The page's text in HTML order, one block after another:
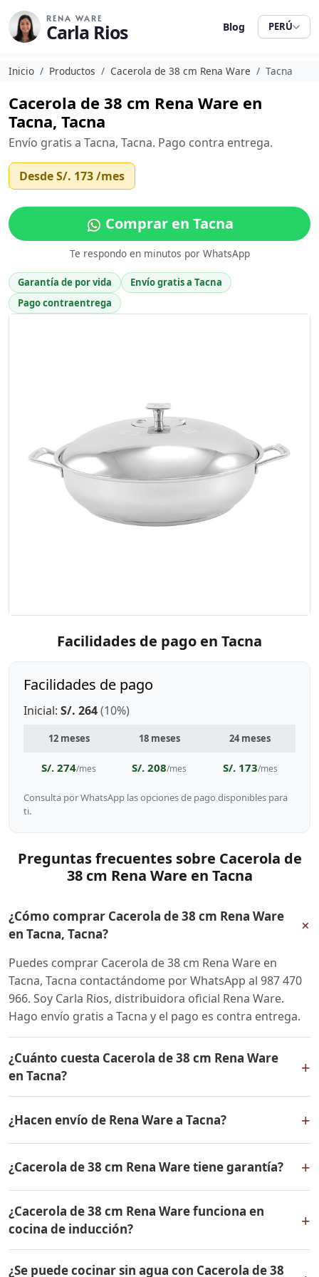
RENA WARE
Carla Rios Blog PERÚ
Inicio Productos Cacerola de 38 cm Rena Ware Tacna
Cacerola de 38 cm Rena Ware en
Tacna, Tacna
Envío gratis a Tacna, Tacna. Pago contra entrega.
DesdeS/. 173/mes
Comprar en Tacna
Te respondo en minutos por WhatsApp
Garantía de por vida
Envío gratis a Tacna
Pago contraentrega
Facilidades de pago en Tacna
Facilidades de pago
Inicial: S/. 264(10%)
12 meses 18 meses 24 meses
S/. 274/mes S/. 208/mes S/. 173/mes
Consulta por WhatsApp las opciones de pago disponibles para
ti.
Preguntas frecuentes sobre Cacerola de
38 cm Rena Ware en Tacna
¿Cómo comprar Cacerola de 38 cm Rena Ware
en Tacna, Tacna?
+
Puedes comprar Cacerola de 38 cm Rena Ware en
Tacna, Tacna contactándome por WhatsApp al 987 470
966. Soy Carla Rios, distribuidora oficial Rena Ware.
Hago envío gratis a Tacna y el pago es contra entrega.
¿Cuánto cuesta Cacerola de 38 cm Rena Ware
en Tacna?
+
en todo el Perú. Contáctame por WhatsApp para
conocer el precio actual, promociones disponibles y
facilidades de pago en cuotas desde el 10% de inicial.
¿Hacen envío de Rena Ware a Tacna? +
Ware a Tacna, Tacna y a todo el Perú. El pago es contra
entrega.
¿Cacerola de 38 cm Rena Ware tiene garantía? +
vida contra defectos de fabricación. Todos los
productos Rena Ware están fabricados en acero
inoxidable quirúrgico 18/10 de la más alta calidad.
¿Cacerola de 38 cm Rena Ware funciona en
cocina de inducción?
+
¿Se puede cocinar sin agua con Cacerola de 38